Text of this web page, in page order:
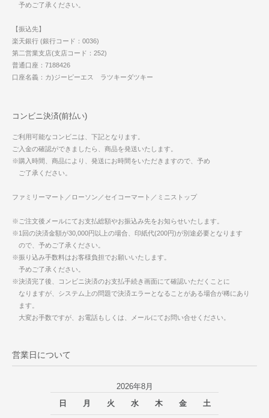
予めご了承ください。
【振込先】
楽天銀行 (銀行コード：0036)
第二営業支店(支店コード：252)
普通口座：7188426
口座名義：カ)ジーピーエス ラツキーダツキー
コンビニ決済(前払い)
ご利用可能なコンビニは、下記となります。
ご入金の確認ができましたら、商品を発送いたします。
※購入時間、商品により、発送にお時間をいただきますので、予め
ご了承ください。
ファミリーマート／ローソン／セイコーマート／ミニストップ
※ご注文後メールにてお支払総額やお振込み先をお知らせいたします。
※1回の決済金額が30,000円以上の場合、印紙代(200円)が別途必要となります
ので、予めご了承ください。
※振り込み手数料はお客様負担でお願いいたします。
予めご了承ください。
※決済完了後、コンビニ決済のお支払手続き画面にて確認いただくことに
なりますが、システム上の問題で決済エラーとなることがある場合が稀にあり
ます。
大変お手数ですが、お電話もしくは、メールにてお問い合せください。
営業日について
2026年8月
日
月 火 水 木 金 土